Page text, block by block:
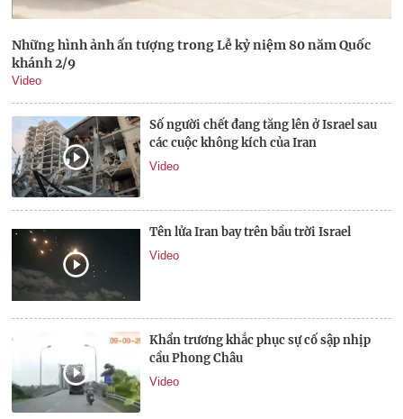
Những hình ảnh ấn tượng trong Lễ kỷ niệm 80 năm Quốc
khánh 2/9
Video
Số người chết đang tăng lên ở Israel sau
các cuộc không kích của Iran
Video
Tên lửa Iran bay trên bầu trời Israel
Video
Khẩn trương khắc phục sự cố sập nhịp
cầu Phong Châu
Video